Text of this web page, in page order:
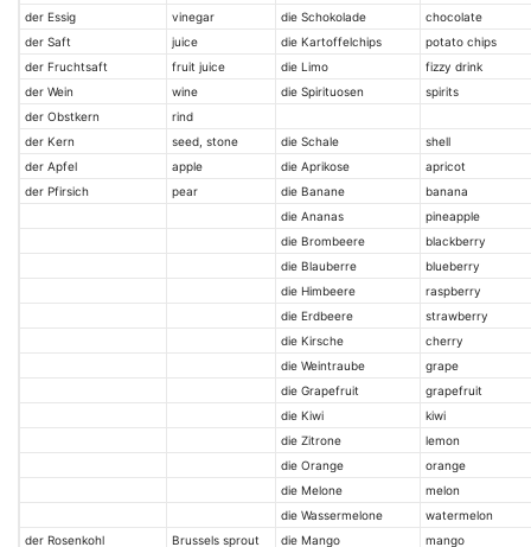
der Essig
vinegar die Schokolade
chocolate
der Saft
juice die Kartoffelchips
potato chips
der Fruchtsaft
fruit juice die Limo
fizzy drink
der Wein
wine die Spirituosen
spirits
der Obstkern
rind
der Kern
seed, stone die Schale
shell
der Apfel
apple die Aprikose
apricot
der Pfirsich
pear die Banane
banana
die Ananas
pineapple
die Brombeere
blackberry
die Blauberre
blueberry
die Himbeere
raspberry
die Erdbeere
strawberry
die Kirsche
cherry
die Weintraube
grape
die Grapefruit
grapefruit
die Kiwi
kiwi
die Zitrone
lemon
die Orange
orange
die Melone
melon
die Wassermelone
watermelon
der Rosenkohl
Brussels sprout die Mango mango